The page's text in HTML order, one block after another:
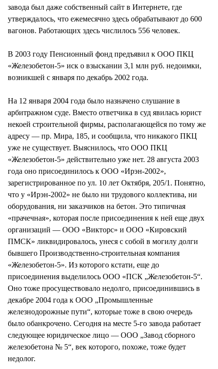
завода был даже собственный сайт в Интернете, где
утверждалось, что ежемесячно здесь обрабатывают до 600
вагонов. Работающих здесь числилось 556 человек.
В 2003 году Пенсионный фонд предъявил к ООО ПКЦ
«Железобетон-5» иск о взыскании 3,1 млн руб. недоимки,
возникшей с января по декабрь 2002 года.
На 12 января 2004 года было назначено слушание в
арбитражном суде. Вместо ответчика в суд явилась юрист
некоей строительной фирмы, располагающейся по тому же
адресу — пр. Мира, 185, и сообщила, что никакого ПКЦ
уже не существует. Выяснилось, что ООО ПКЦ
«Железобетон-5» действительно уже нет. 28 августа 2003
года оно присоединилось к ООО «Ирэн-2002»,
зарегистрированное по ул. 10 лет Октября, 205/1. Понятно,
что у «Ирэн-2002» не было ни трудового коллектива, ни
оборудования, ни заказчиков на бетон. Это типичная
«прачечная», которая после присоединения к ней еще двух
организаций — ООО «Викторс» и ООО «Кировский
ПМСК» ликвидировалось, унеся с собой в могилу долги
бывшего Производственно-строительная компания
«Железобетон-5». Из которого кстати, еще до
присоединения выделилось ООО «ПСК „Железобетон-5“.
Оно тоже просуществовало недолго, присоединившись в
декабре 2004 года к ООО „Промышленные
железнодорожные пути“, которые тоже в свою очередь
было обанкрочено. Сегодня на месте 5-го завода работает
следующее юридическое лицо — ООО „Завод сборного
железобетона № 5“, век которого, похоже, тоже будет
недолог.